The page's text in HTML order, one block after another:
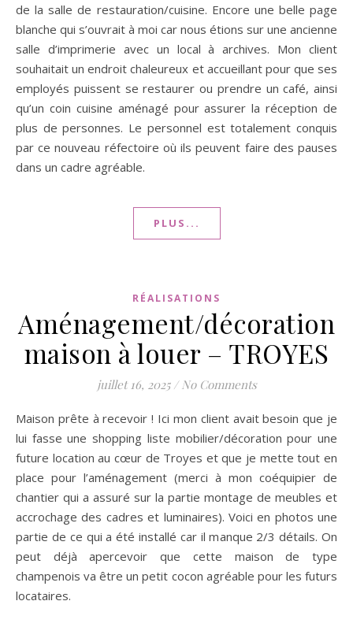
de la salle de restauration/cuisine. Encore une belle page
blanche qui s’ouvrait à moi car nous étions sur une ancienne
salle d’imprimerie avec un local à archives. Mon client
souhaitait un endroit chaleureux et accueillant pour que ses
employés puissent se restaurer ou prendre un café, ainsi
qu’un coin cuisine aménagé pour assurer la réception de
plus de personnes. Le personnel est totalement conquis
par ce nouveau réfectoire où ils peuvent faire des pauses
dans un cadre agréable.
PLUS...
RÉALISATIONS
Aménagement/décoration
maison à louer – TROYES
juillet 16, 2025 / No Comments
Maison prête à recevoir ! Ici mon client avait besoin que je
lui fasse une shopping liste mobilier/décoration pour une
future location au cœur de Troyes et que je mette tout en
place pour l’aménagement (merci à mon coéquipier de
chantier qui a assuré sur la partie montage de meubles et
accrochage des cadres et luminaires). Voici en photos une
partie de ce qui a été installé car il manque 2/3 détails. On
peut déjà apercevoir que cette maison de type
champenois va être un petit cocon agréable pour les futurs
locataires.